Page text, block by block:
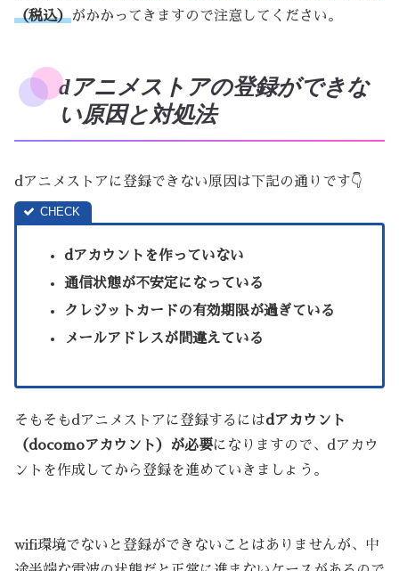
（税込）がかかってきますので注意してください。
dアニメストアの登録ができな
い原因と対処法
dアニメストアに登録できない原因は下記の通りです👇
dアカウントを作っていない
通信状態が不安定になっている
クレジットカードの有効期限が過ぎている
メールアドレスが間違えている
そもそもdアニメストアに登録するにはdアカウント
（docomoアカウント）が必要になりますので、dアカウ
ントを作成してから登録を進めていきましょう。
wifi環境でないと登録ができないことはありませんが、中